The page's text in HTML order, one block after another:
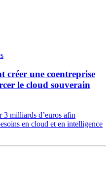
créer une coentreprise
le cloud souverain
3 milliards d’euros afin
en cloud et en intelligence